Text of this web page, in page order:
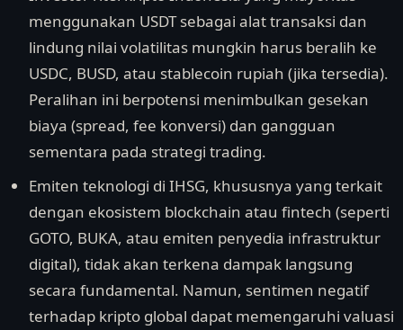
menggunakan USDT sebagai alat transaksi dan
lindung nilai volatilitas mungkin harus beralih ke
USDC, BUSD, atau stablecoin rupiah (jika tersedia).
Peralihan ini berpotensi menimbulkan gesekan
biaya (spread, fee konversi) dan gangguan
sementara pada strategi trading.
Emiten teknologi di IHSG, khususnya yang terkait
dengan ekosistem blockchain atau fintech (seperti
GOTO, BUKA, atau emiten penyedia infrastruktur
digital), tidak akan terkena dampak langsung
secara fundamental. Namun, sentimen negatif
terhadap kripto global dapat memengaruhi valuasi